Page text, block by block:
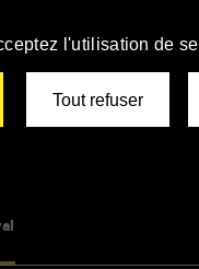
l'utilisation de
Tout refuser